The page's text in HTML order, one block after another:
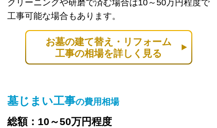
クリーニングや研磨で済む場合は10～50万円程度で
工事可能な場合もあります。
お墓の建て替え・リフォーム
工事の相場を詳しく見る
墓じまい工事の費用相場
総額：10～50万円程度